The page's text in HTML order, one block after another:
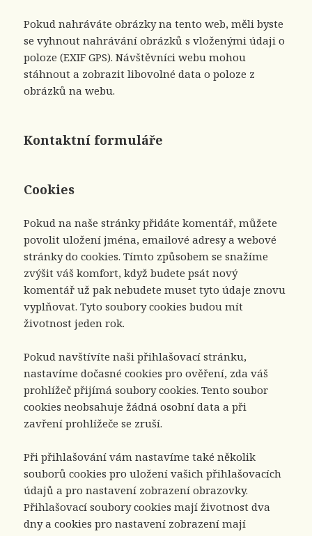
Pokud nahráváte obrázky na tento web, měli byste
se vyhnout nahrávání obrázků s vloženými údaji o
poloze (EXIF GPS). Návštěvníci webu mohou
stáhnout a zobrazit libovolné data o poloze z
obrázků na webu.
Kontaktní formuláře
Cookies
Pokud na naše stránky přidáte komentář, můžete
povolit uložení jména, emailové adresy a webové
stránky do cookies. Tímto způsobem se snažíme
zvýšit váš komfort, když budete psát nový
komentář už pak nebudete muset tyto údaje znovu
vyplňovat. Tyto soubory cookies budou mít
životnost jeden rok.
Pokud navštívíte naši přihlašovací stránku,
nastavíme dočasné cookies pro ověření, zda váš
prohlížeč přijímá soubory cookies. Tento soubor
cookies neobsahuje žádná osobní data a při
zavření prohlížeče se zruší.
Při přihlašování vám nastavíme také několik
souborů cookies pro uložení vašich přihlašovacích
údajů a pro nastavení zobrazení obrazovky.
Přihlašovací soubory cookies mají životnost dva
dny a cookies pro nastavení zobrazení mají